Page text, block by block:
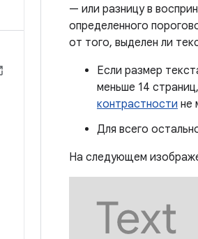
— или разницу в
определенного
от того, выделен ли
Если размер
меньше 14
контрастности не
Для всего
На следующем